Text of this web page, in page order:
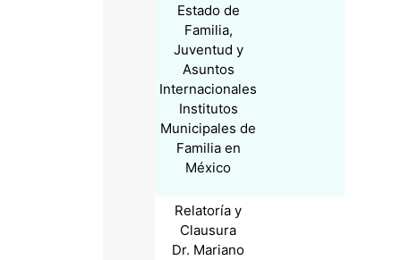
Estado de
Familia,
Juventud y
Asuntos
Internacionales
Institutos
Municipales de
Familia en
México
Relatoría y
Clausura
Dr. Mariano